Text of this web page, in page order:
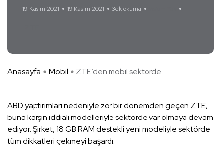
19 Kasım 2021 19 Kasım 2021 3dk okuma
Anasayfa Mobil ZTE’den mobil sektörde ...
ABD yaptırımları nedeniyle zor bir dönemden geçen ZTE,
buna karşın iddialı modelleriyle sektörde var olmaya devam
ediyor. Şirket, 18 GB RAM destekli yeni modeliyle sektörde
tüm dikkatleri çekmeyi başardı.